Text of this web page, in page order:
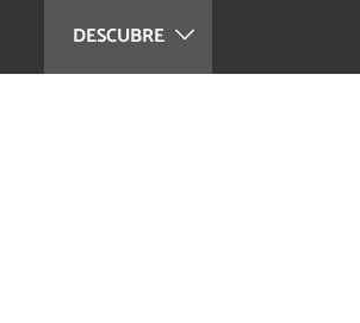
DESCUBRE